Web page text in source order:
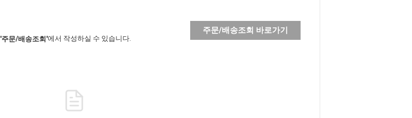
'주문/배송조회'에서 작성하실 수 있습니다.
주문/배송조회 바로가기